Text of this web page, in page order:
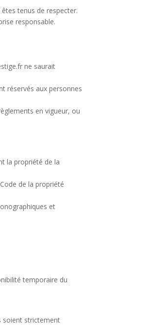
tenus de respecter.
responsable.
ne saurait
réservés aux personnes
en vigueur, ou
la propriété de la
de la propriété
et
temporaire du
soient strictement